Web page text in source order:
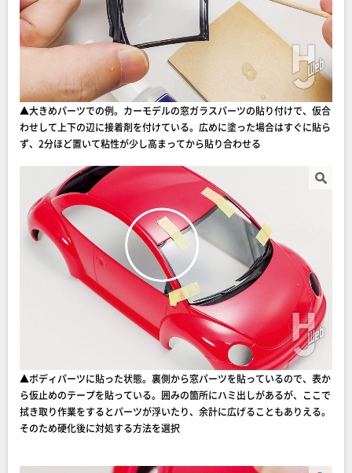
▲大きめパーツでの例。カーモデルの窓ガラスパーツの貼り付けで、仮合
わせして上下の辺に接着剤を付けている。広めに塗った場合はすぐに貼ら
ず、2分ほど置いて粘性が少し高まってから貼り合わせる
▲ボディパーツに貼った状態。裏側から窓パーツを貼っているので、表か
ら仮止めのテープを貼っている。囲みの箇所にハミ出しがあるが、ここで
拭き取り作業をするとパーツが浮いたり、余計に広げることもありえる。
そのため硬化後に対処する方法を選択